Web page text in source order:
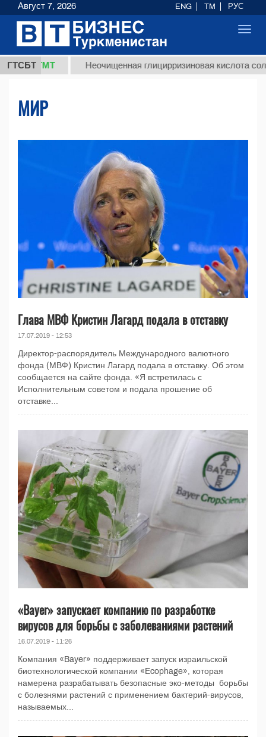
ГТСБТ Неочищенная глицирризиновая кислота солодкового
МИР
Глава МВФ Кристин Лагард подала в отставку
17.07.2019 - 12:53
Директор-распорядитель Международного валютного
фонда (МВФ) Кристин Лагард подала в отставку. Об этом
сообщается на сайте фонда. «Я встретилась с
Исполнительным советом и подала прошение об
отставке...
«Bayer» запускает компанию по разработке
вирусов для борьбы с заболеваниями растений
16.07.2019 - 11:26
Компания «Bayer» поддерживает запуск израильской
биотехнологической компании «Ecophage», которая
намерена разрабатывать безопасные эко-методы борьбы
с болезнями растений с применением бактерий-вирусов,
называемых...
Август 7, 2026 ENG TM РУС